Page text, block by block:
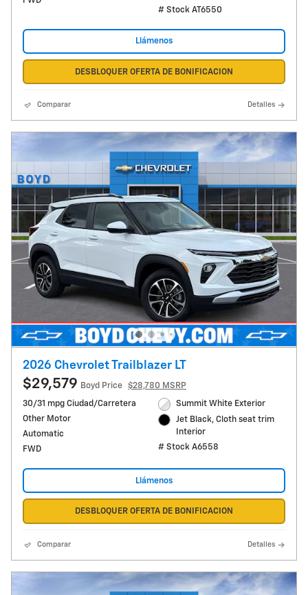
# Stock AT6550
Llámenos
DESBLOQUER OFERTA DE BONIFICACION
Comparar Detalles
2026 Chevrolet Trailblazer LT
$29,579 Boyd Price
$28,780 MSRP
30/31 mpg Ciudad/Carretera
Other Motor
Automatic
FWD
Summit White Exterior
Jet Black, Cloth seat trim
Interior
# Stock A6558
Llámenos
DESBLOQUER OFERTA DE BONIFICACION
Comparar Detalles